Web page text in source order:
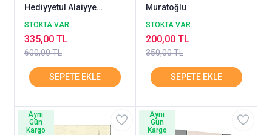
Hediyyetul Alaiyye
Muallim
STOKTA VAR
600,00 TL
335,00 TL
Muratoğlu
STOKTA VAR
350,00 TL
200,00 TL
Aynı
Gün
Kargo
Aynı
Gün
Kargo